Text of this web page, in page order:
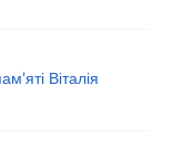
Віталія